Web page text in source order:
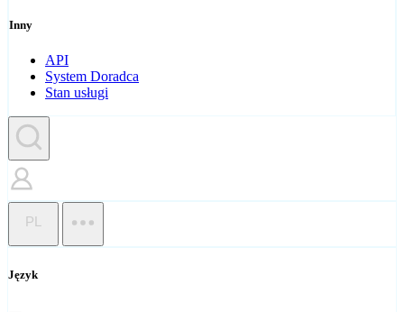
Inny
API
System Doradca
Stan usługi
PL
Język